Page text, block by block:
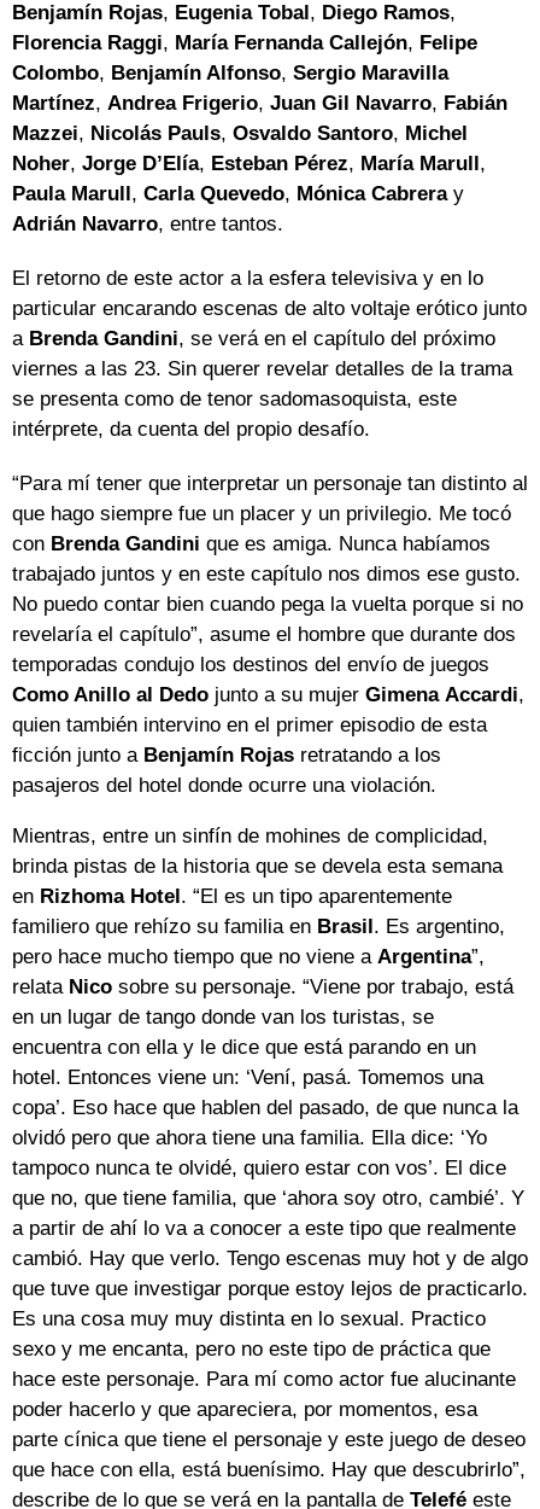
Benjamín Rojas, Eugenia Tobal, Diego Ramos,
Florencia Raggi, María Fernanda Callejón, Felipe
Colombo, Benjamín Alfonso, Sergio Maravilla
Martínez, Andrea Frigerio, Juan Gil Navarro, Fabián
Mazzei, Nicolás Pauls, Osvaldo Santoro, Michel
Noher, Jorge D’Elía, Esteban Pérez, María Marull,
Paula Marull, Carla Quevedo, Mónica Cabreray
Adrián Navarro, entre tantos.
El retorno de este actor a la esfera televisiva y en lo
particular encarando escenas de alto voltaje erótico junto
a Brenda Gandini, se verá en el capítulo del próximo
viernes a las 23. Sin querer revelar detalles de la trama
se presenta como de tenor sadomasoquista, este
intérprete, da cuenta del propio desafío.
“Para mí tener que interpretar un personaje tan distinto al
que hago siempre fue un placer y un privilegio. Me tocó
con Brenda Gandini que es amiga. Nunca habíamos
trabajado juntos y en este capítulo nos dimos ese gusto.
No puedo contar bien cuando pega la vuelta porque si no
revelaría el capítulo”, asume el hombre que durante dos
temporadas condujo los destinos del envío de juegos
Como Anillo al Dedo junto a su mujer Gimena Accardi,
quien también intervino en el primer episodio de esta
ficción junto a Benjamín Rojas retratando a los
pasajeros del hotel donde ocurre una violación.
Mientras, entre un sinfín de mohines de complicidad,
brinda pistas de la historia que se devela esta semana
en Rizhoma Hotel. “El es un tipo aparentemente
familiero que rehízo su familia en Brasil. Es argentino,
pero hace mucho tiempo que no viene a Argentina”,
relata Nico sobre su personaje. “Viene por trabajo, está
en un lugar de tango donde van los turistas, se
encuentra con ella y le dice que está parando en un
hotel. Entonces viene un: ‘Vení, pasá. Tomemos una
copa’. Eso hace que hablen del pasado, de que nunca la
olvidó pero que ahora tiene una familia. Ella dice: ‘Yo
tampoco nunca te olvidé, quiero estar con vos’. El dice
que no, que tiene familia, que ‘ahora soy otro, cambié’. Y
a partir de ahí lo va a conocer a este tipo que realmente
cambió. Hay que verlo. Tengo escenas muy hot y de algo
que tuve que investigar porque estoy lejos de practicarlo.
Es una cosa muy muy distinta en lo sexual. Practico
sexo y me encanta, pero no este tipo de práctica que
hace este personaje. Para mí como actor fue alucinante
poder hacerlo y que apareciera, por momentos, esa
parte cínica que tiene el personaje y este juego de deseo
que hace con ella, está buenísimo. Hay que descubrirlo”,
describe de lo que se verá en la pantalla de Telefé este